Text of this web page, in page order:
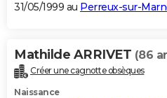
31/05/1999 au Perreux-sur-
Mathilde ARRIVET (86
Créer une cagnotte obsèques
Naissance